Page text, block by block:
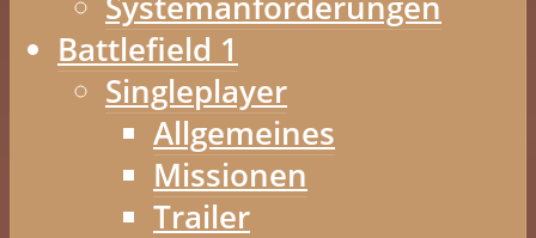
Battlefield 1
Singleplayer
Allgemeines
Missionen
Trailer